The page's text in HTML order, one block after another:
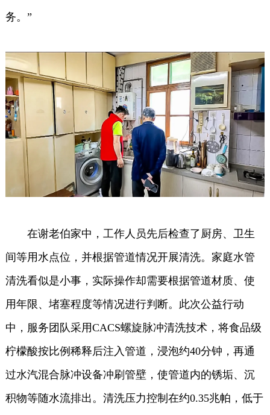
务。”
在谢老伯家中，工作人员先后检查了厨房、卫生
间等用水点位，并根据管道情况开展清洗。家庭水管
清洗看似是小事，实际操作却需要根据管道材质、使
用年限、堵塞程度等情况进行判断。此次公益行动
中，服务团队采用CACS螺旋脉冲清洗技术，将食品级
柠檬酸按比例稀释后注入管道，浸泡约40分钟，再通
过水汽混合脉冲设备冲刷管壁，使管道内的锈垢、沉
积物等随水流排出。清洗压力控制在约0.35兆帕，低于